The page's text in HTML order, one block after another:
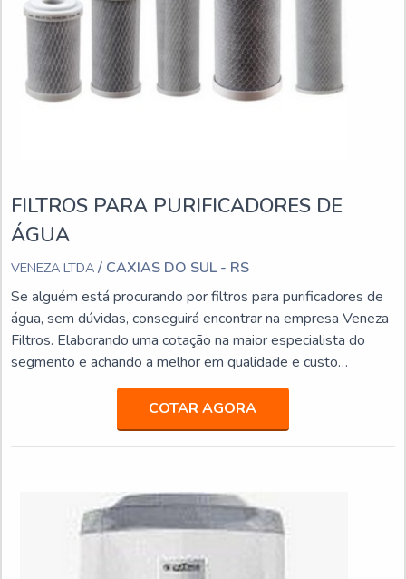
FILTROS PARA PURIFICADORES DE
ÁGUA
VENEZA LTDA / CAXIAS DO SUL - RS
Se alguém está procurando por filtros para purificadores de
água, sem dúvidas, conseguirá encontrar na empresa Veneza
Filtros. Elaborando uma cotação na maior especialista do
segmento e achando a melhor em qualidade e custo
benefício.Quando o quesito é filtros para purificadores de
água, com os colaboradores da Veneza Filtros o cliente
obterá excelente custo-benefício com assessoria técnica
especializada.MAIS INFORMAÇÕES SOBRE FILTROS P...
COTAR AGORA